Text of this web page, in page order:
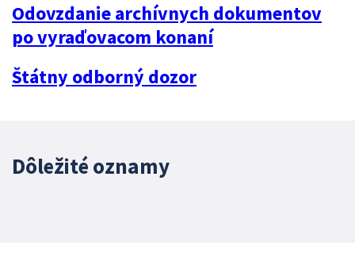
Odovzdanie archívnych dokumentov
po vyraďovacom konaní
Štátny odborný dozor
Dôležité oznamy